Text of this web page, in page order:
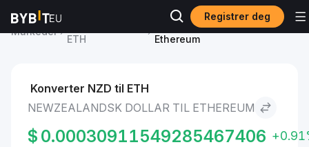
Registrer deg
Markeder
ETH
Newzealandsk dollar to
Ethereum
Konverter NZD til ETH
NEWZEALANDSK DOLLAR TIL ETHEREUM
$ 0.00030911549285467406